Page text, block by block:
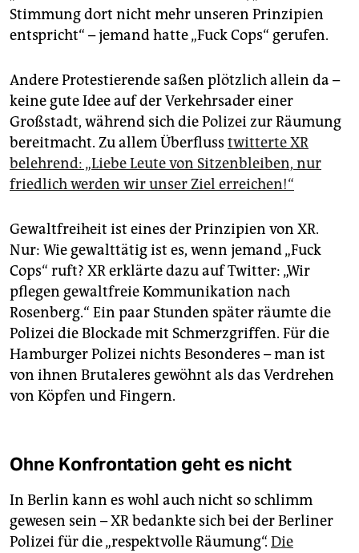
Stimmung dort nicht mehr unseren Prinzipien
entspricht“ – jemand hatte „Fuck Cops“ gerufen.
Andere Protestierende saßen plötzlich allein da –
keine gute Idee auf der Verkehrsader einer
Großstadt, während sich die Polizei zur Räumung
bereitmacht. Zu allem Überfluss twitterte XR
belehrend: „Liebe Leute von Sitzenbleiben, nur
friedlich werden wir unser Ziel erreichen!“
Gewaltfreiheit ist eines der Prinzipien von XR.
Nur: Wie gewalttätig ist es, wenn jemand „Fuck
Cops“ ruft? XR erklärte dazu auf Twitter: „Wir
pflegen gewaltfreie Kommunikation nach
Rosenberg.“ Ein paar Stunden später räumte die
Polizei die Blockade mit Schmerzgriffen. Für die
Hamburger Polizei nichts Besonderes – man ist
von ihnen Brutaleres gewöhnt als das Verdrehen
von Köpfen und Fingern.
Ohne Konfrontation geht es nicht
In Berlin kann es wohl auch nicht so schlimm
gewesen sein – XR bedankte sich bei der Berliner
Polizei für die „respektvolle Räumung“. Die